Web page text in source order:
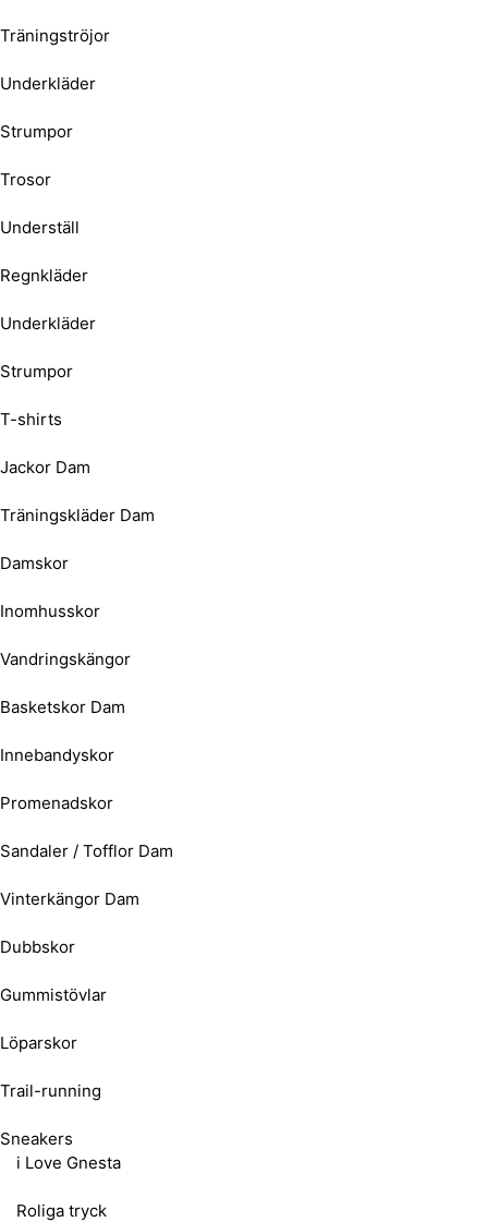
Träningströjor
Underkläder
Strumpor
Trosor
Underställ
Regnkläder
Underkläder
Strumpor
T-shirts
Jackor Dam
Träningskläder Dam
Damskor
Inomhusskor
Vandringskängor
Basketskor Dam
Innebandyskor
Promenadskor
Sandaler / Tofflor Dam
Vinterkängor Dam
Dubbskor
Gummistövlar
Löparskor
Trail-running
Sneakers
i Love Gnesta
Roliga tryck